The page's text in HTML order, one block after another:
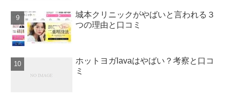
城本クリニックがやばいと言われる３
つの理由と口コミ
ホットヨガlavaはやばい？考察と口コ
ミ